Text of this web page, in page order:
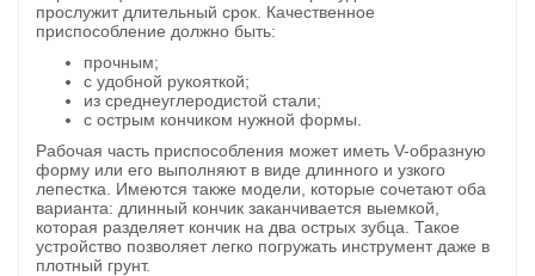
прослужит длительный срок. Качественное
приспособление должно быть:
прочным;
с удобной рукояткой;
из среднеуглеродистой стали;
с острым кончиком нужной формы.
Рабочая часть приспособления может иметь V-образную
форму или его выполняют в виде длинного и узкого
лепестка. Имеются также модели, которые сочетают оба
варианта: длинный кончик заканчивается выемкой,
которая разделяет кончик на два острых зубца. Такое
устройство позволяет легко погружать инструмент даже в
плотный грунт.